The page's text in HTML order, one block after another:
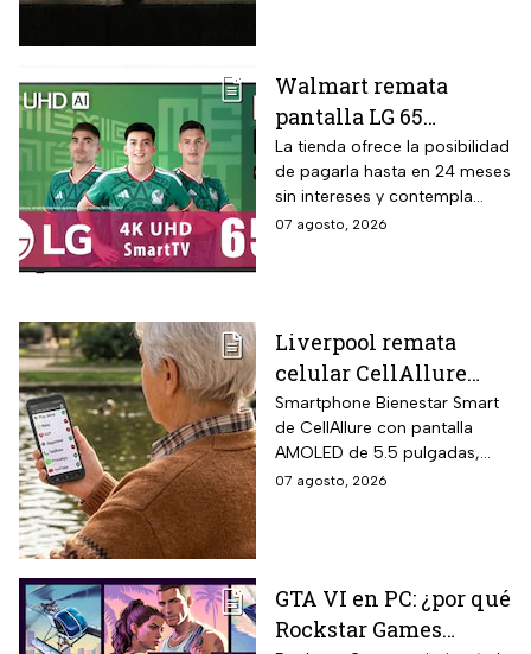
plataforma Google TV.
Walmart remata
pantalla LG 65
pulgadas UHD 4K con
funciones de
inteligencia artificial
ThinQ
La tienda ofrece la posibilidad
de pagarla hasta en 24 meses
sin intereses y contempla
devoluciones hasta 30 días
07 agosto, 2026
Liverpool remata
celular CellAllure
Smart AMOLED 5.5
pulgadas con botón
SOS, ideal para adultos
mayores: rebaja de 55%
Smartphone Bienestar Smart
de CellAllure con pantalla
AMOLED de 5.5 pulgadas,
sistema operativo Android 13
ubicado en la parte trasera
del equipo que activa llamada
07 agosto, 2026
GTA VI en PC: ¿por qué
Rockstar Games